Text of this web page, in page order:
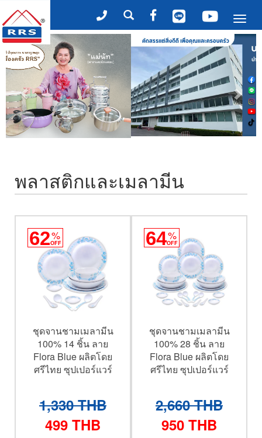
พลาสติกและเมลามีน
62%
OFF
ชุดจานชามเมลามีน
100% 14 ชิ้น ลาย
Flora Blue ผลิตโดย
ศรีไทย ซุปเปอร์แวร์
1,330 THB
499 THB
64%
OFF
ชุดจานชามเมลามีน
100% 28 ชิ้น ลาย
Flora Blue ผลิตโดย
ศรีไทย ซุปเปอร์แวร์
2,660 THB
950 THB